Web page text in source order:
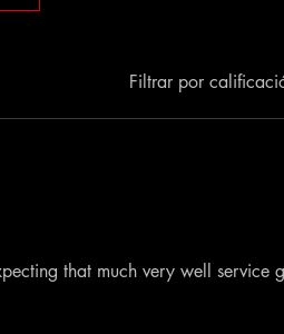
Filtrar por
that much very well service